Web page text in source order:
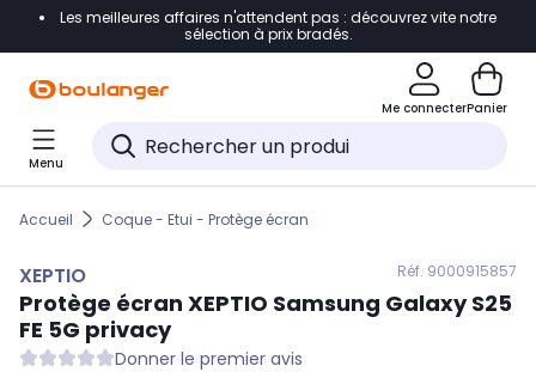
Accéder directement à la navigation
Accéder directement au pied de page
Accéder directement au chatbot
Les meilleures affaires n'attendent pas : découvrez vite notre
sélection à prix bradés.
Me connecterPanier
Menu
Accueil Coque - Etui - Protège écran
XEPTIO Réf. 9000915857
Protège écran XEPTIO Samsung Galaxy S25
FE 5G privacy
Donner le premier avis